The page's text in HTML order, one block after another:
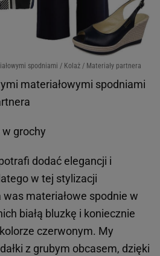
spodniami / Kolaż / Materiały partnera
materiałowymi spodniami
grochy
dodać elegancji i
w tej stylizacji
materiałowe spodnie w
białą bluzkę i koniecznie
czerwonym. My
z grubym obcasem, dzięki